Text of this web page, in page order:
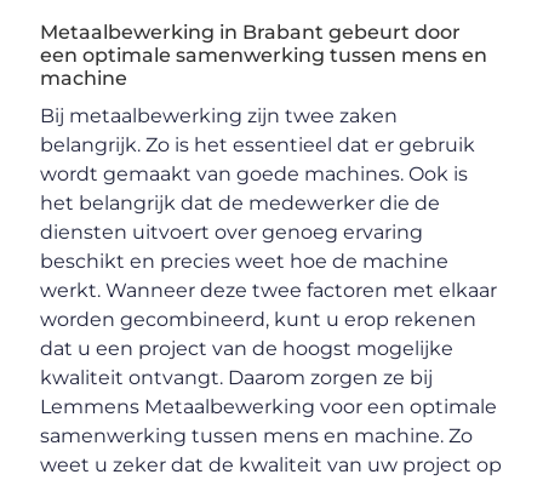
Metaalbewerking in Brabant gebeurt door
een optimale samenwerking tussen mens en
machine
Bij metaalbewerking zijn twee zaken
belangrijk. Zo is het essentieel dat er gebruik
wordt gemaakt van goede machines. Ook is
het belangrijk dat de medewerker die de
diensten uitvoert over genoeg ervaring
beschikt en precies weet hoe de machine
werkt. Wanneer deze twee factoren met elkaar
worden gecombineerd, kunt u erop rekenen
dat u een project van de hoogst mogelijke
kwaliteit ontvangt. Daarom zorgen ze bij
Lemmens Metaalbewerking voor een optimale
samenwerking tussen mens en machine. Zo
weet u zeker dat de kwaliteit van uw project op